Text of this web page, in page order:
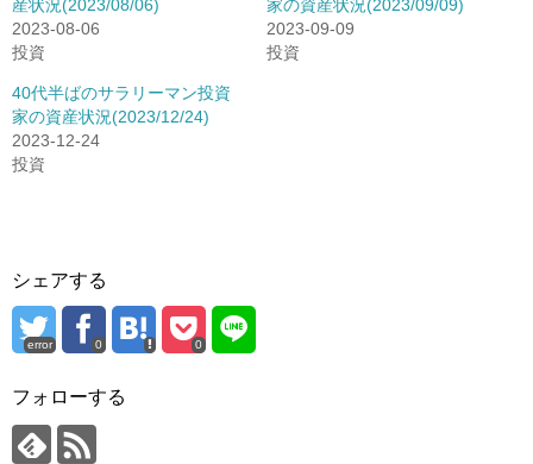
で
共
し
い
ウ
ィ
)
に
ク
し
て
ド
ウ
で
開
ま
す
産状況(2023/08/06)
2023-08-06
投資
家の資産状況(2023/09/09)
2023-09-09
投資
40代半ばのサラリーマン投資
家の資産状況(2023/12/24)
2023-12-24
投資
シェアする
error 0 0
フォローする